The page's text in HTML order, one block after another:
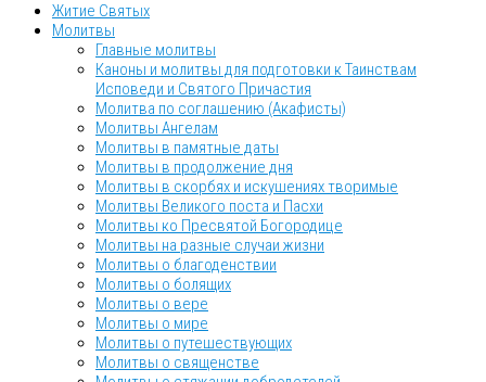
Житие Святых
Молитвы
Главные молитвы
Каноны и молитвы для подготовки к Таинствам
Исповеди и Святого Причастия
Молитва по соглашению (Акафисты)
Молитвы Ангелам
Молитвы в памятные даты
Молитвы в продолжение дня
Молитвы в скорбях и искушениях творимые
Молитвы Великого поста и Пасхи
Молитвы ко Пресвятой Богородице
Молитвы на разные случаи жизни
Молитвы о благоденствии
Молитвы о болящих
Молитвы о вере
Молитвы о мире
Молитвы о путешествующих
Молитвы о священстве